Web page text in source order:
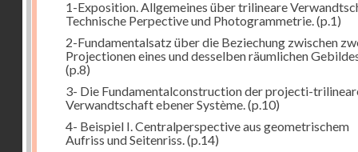
1-Exposition. Allgemeines über trilineare
Technische Perpective und Photogrammetrie. (p.1)
2-Fundamentalsatz über die Beziechung zwischen
Projectionen eines und desselben räumlichen
(p.8)
3- Die Fundamentalconstruction der projecti-
Verwandtschaft ebener Système. (p.10)
4- Beispiel I. Centralperspective aus geometrischem
Aufriss und Seitenriss. (p.14)